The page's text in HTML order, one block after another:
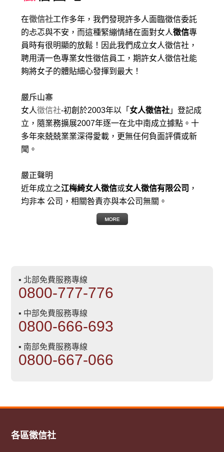
在徵信社工作多年，我們發現許多人面臨徵信委託
的忐忑與不安，而這種緊繃情緒在面對女人徵信專
員時有很明顯的放鬆！因此我們成立女人徵信社，
聘用清一色專業女性徵信員工，期許女人徵信社能
夠將女子的體貼細心發揮到最大 ！
嚴斥山寨
女人徵信社-初創於2003年以「 女人徵信社 」登記成
立，隨業務擴展2007年逐一在北中南成立據點。十
多年來兢兢業業深得愛載，更無任何負面評價或新
聞。
嚴正聲明
近年成立之江梅綺女人徵信或女人徵信有限公司 ，
均非本 公司，相關咎責亦與本公司無關。
▪ 北部免費服務專線
0800-777-776
▪ 中部免費服務專線
0800-666-693
▪ 南部免費服務專線
0800-667-066
各區徵信社